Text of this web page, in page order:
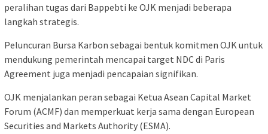
peralihan tugas dari Bappebti ke OJK menjadi beberapa
langkah strategis.
Peluncuran Bursa Karbon sebagai bentuk komitmen OJK untuk
mendukung pemerintah mencapai target NDC di Paris
Agreement juga menjadi pencapaian signifikan.
OJK menjalankan peran sebagai Ketua Asean Capital Market
Forum (ACMF) dan memperkuat kerja sama dengan European
Securities and Markets Authority (ESMA).